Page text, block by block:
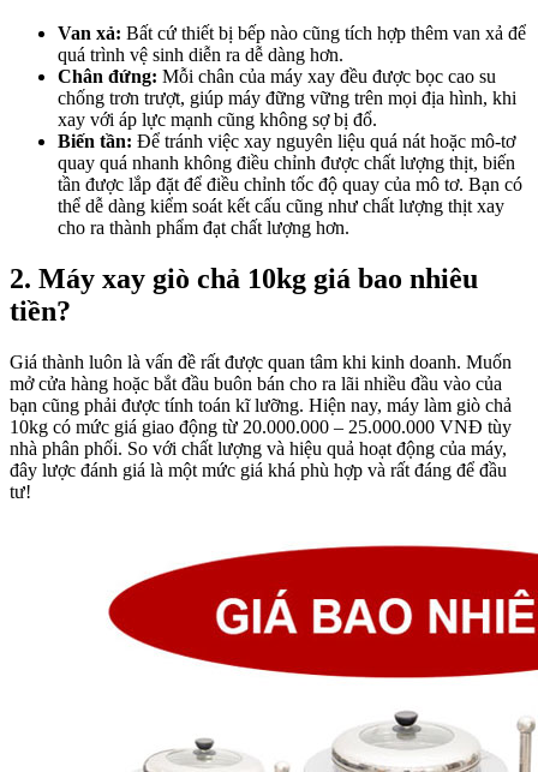
Van xả: Bất cứ thiết bị bếp nào cũng tích hợp thêm van xả để
quá trình vệ sinh diễn ra dễ dàng hơn.
Chân đứng: Mỗi chân của máy xay đều được bọc cao su
chống trơn trượt, giúp máy đững vững trên mọi địa hình, khi
xay với áp lực mạnh cũng không sợ bị đổ.
Biến tần: Để tránh việc xay nguyên liệu quá nát hoặc mô-tơ
quay quá nhanh không điều chỉnh được chất lượng thịt, biến
tần được lắp đặt để điều chỉnh tốc độ quay của mô tơ. Bạn có
thể dễ dàng kiểm soát kết cấu cũng như chất lượng thịt xay
cho ra thành phẩm đạt chất lượng hơn.
2. Máy xay giò chả 10kg giá bao nhiêu
tiền?
Giá thành luôn là vấn đề rất được quan tâm khi kinh doanh. Muốn
mở cửa hàng hoặc bắt đầu buôn bán cho ra lãi nhiều đầu vào của
bạn cũng phải được tính toán kĩ lưỡng. Hiện nay, máy làm giò chả
10kg có mức giá giao động từ 20.000.000 – 25.000.000 VNĐ tùy
nhà phân phối. So với chất lượng và hiệu quả hoạt động của máy,
đây lược đánh giá là một mức giá khá phù hợp và rất đáng để đầu
tư!